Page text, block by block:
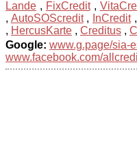
Lande , FixCredit,
, AutoSOScredit, InCredit,
, HercusKarte , Creditus ,
Google: www.g.page/sia-
www.facebook.com/